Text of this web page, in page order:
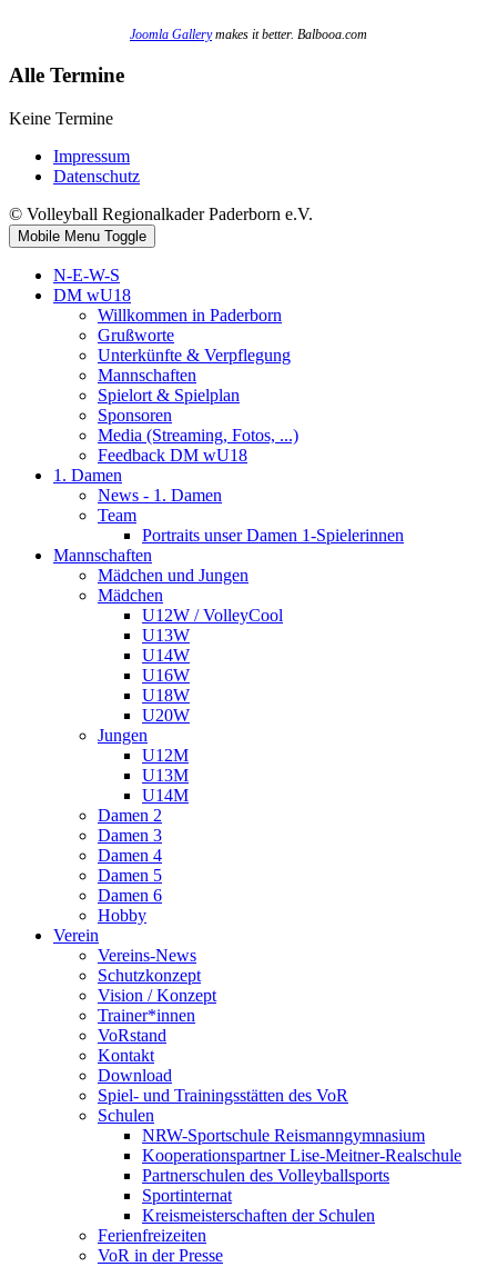
Joomla Gallerymakes it better. Balbooa.com
Alle Termine
Keine Termine
Impressum
Datenschutz
© Volleyball Regionalkader Paderborn e.V.
Mobile Menu Toggle
N-E-W-S
DM wU18
Willkommen in Paderborn
Grußworte
Unterkünfte & Verpflegung
Mannschaften
Spielort & Spielplan
Sponsoren
Media (Streaming, Fotos, ...)
Feedback DM wU18
1. Damen
News - 1. Damen
Team
Portraits unser Damen 1-Spielerinnen
Mannschaften
Mädchen und Jungen
Mädchen
U12W / VolleyCool
U13W
U14W
U16W
U18W
U20W
Jungen
U12M
U13M
U14M
Damen 2
Damen 3
Damen 4
Damen 5
Damen 6
Hobby
Verein
Vereins-News
Schutzkonzept
Vision / Konzept
Trainer*innen
VoRstand
Kontakt
Download
Spiel- und Trainingsstätten des VoR
Schulen
NRW-Sportschule Reismanngymnasium
Kooperationspartner Lise-Meitner-Realschule
Partnerschulen des Volleyballsports
Sportinternat
Kreismeisterschaften der Schulen
Ferienfreizeiten
VoR in der Presse